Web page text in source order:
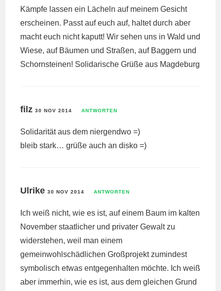
Kämpfe lassen ein Lächeln auf meinem Gesicht
erscheinen. Passt auf euch auf, haltet durch aber
macht euch nicht kaputt! Wir sehen uns in Wald und
Wiese, auf Bäumen und Straßen, auf Baggern und
Schornsteinen! Solidarische Grüße aus Magdeburg
filz30 NOV 2014 ANTWORTEN
Solidarität aus dem niergendwo =)
bleib stark… grüße auch an disko =)
Ulrike30 NOV 2014 ANTWORTEN
Ich weiß nicht, wie es ist, auf einem Baum im kalten
November staatlicher und privater Gewalt zu
widerstehen, weil man einem
gemeinwohlschädlichen Großprojekt zumindest
symbolisch etwas entgegenhalten möchte. Ich weiß
aber immerhin, wie es ist, aus dem gleichen Grund